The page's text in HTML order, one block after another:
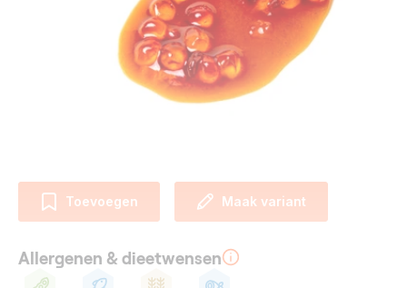
Toevoegen Maak variant
Allergenen & dieetwensen